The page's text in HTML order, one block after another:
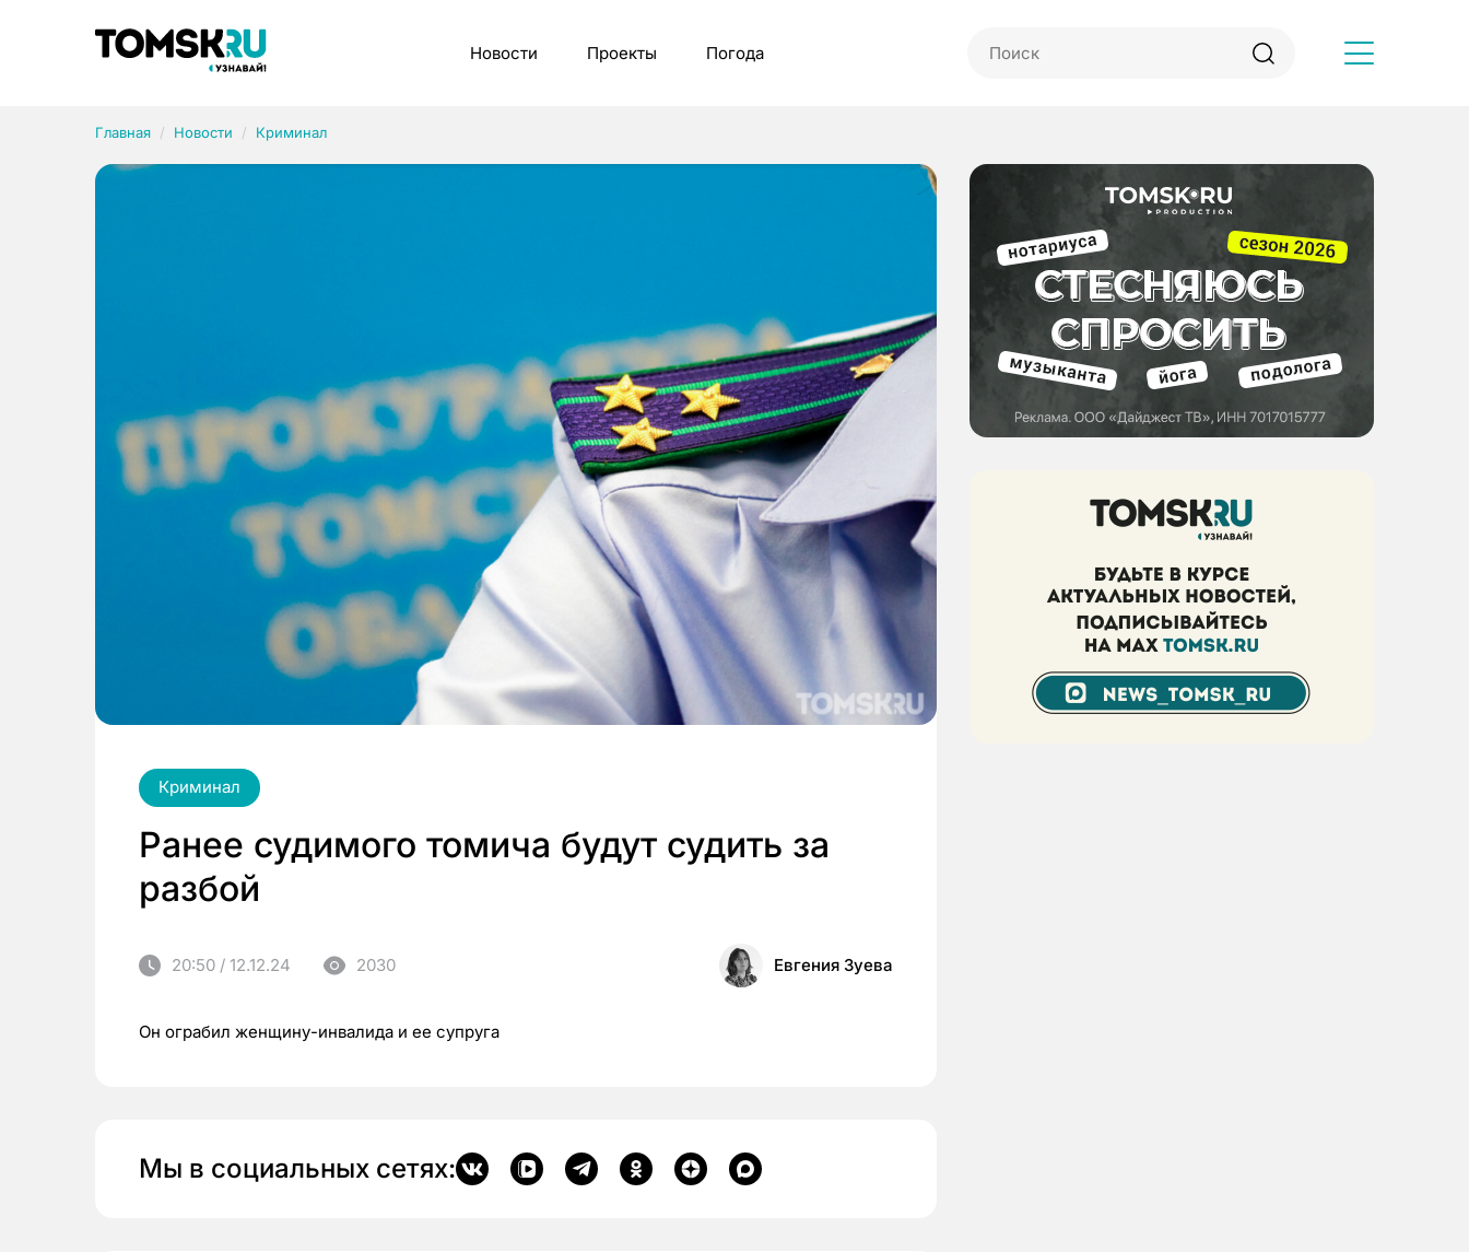
Новости Проекты Погода
Главная Новости Криминал
Криминал
Ранее судимого томича будут судить за
разбой
20:50 / 12.12.24 2030 Евгения Зуева
Он ограбил женщину-инвалида и ее супруга
Мы в социальных сетях:
Рубрики